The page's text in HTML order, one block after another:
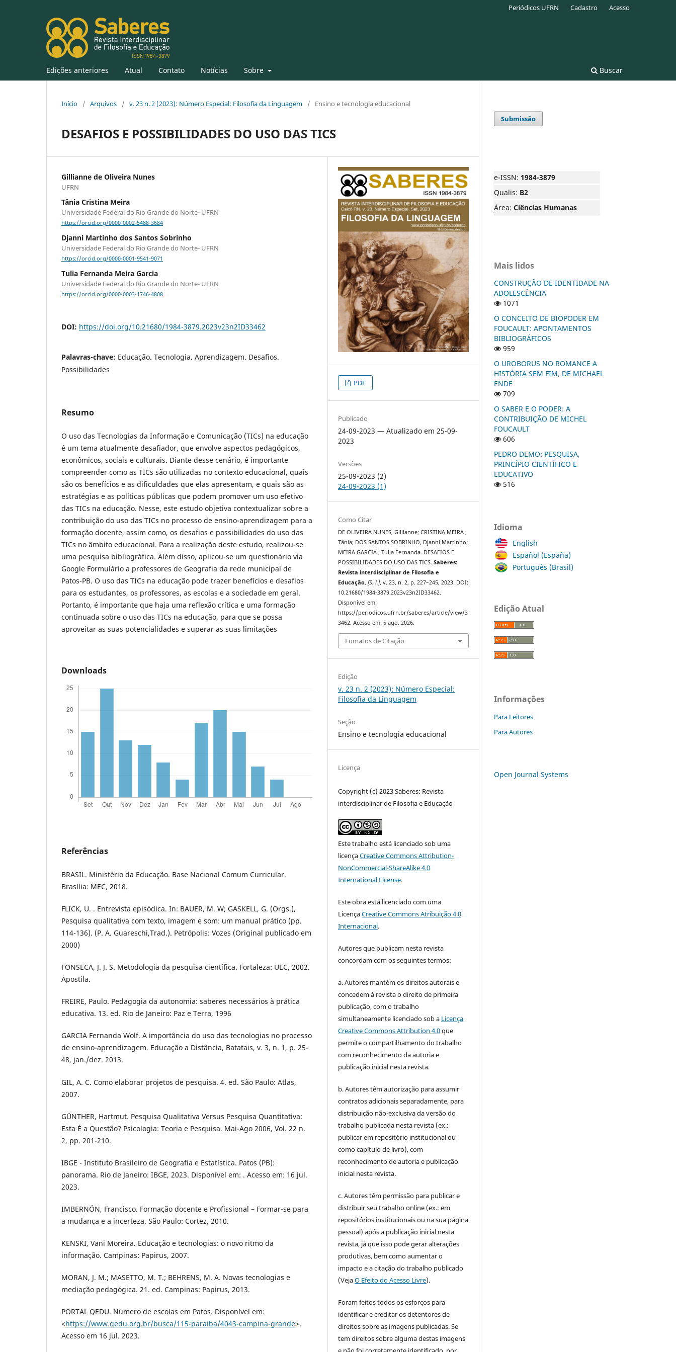
Edições anteriores Atual Contato Notícias Sobre Buscar
Periódicos UFRN Cadastro Acesso
Início / Arquivos / v. 23 n. 2 (2023): Número Especial: Filosofia da Linguagem / Ensino e tecnologia educacional
DESAFIOS E POSSIBILIDADES DO USO DAS TICS
Gillianne de Oliveira Nunes
UFRN
Tânia Cristina Meira
Universidade Federal do Rio Grande do Norte- UFRN
https://orcid.org/0000-0002-5488-3684
Djanni Martinho dos Santos Sobrinho
Universidade Federal do Rio Grande do Norte- UFRN
https://orcid.org/0000-0001-9541-9071
Tulia Fernanda Meira Garcia
Universidade Federal do Rio Grande do Norte- UFRN
https://orcid.org/0000-0003-1746-4808
DOI: https://doi.org/10.21680/1984-3879.2023v23n2ID33462
Palavras-chave: Educação. Tecnologia. Aprendizagem. Desafios.
Possibilidades
Resumo
O uso das Tecnologias da Informação e Comunicação (TICs) na educação
é um tema atualmente desafiador, que envolve aspectos pedagógicos,
econômicos, sociais e culturais. Diante desse cenário, é importante
compreender como as TICs são utilizadas no contexto educacional, quais
são os benefícios e as dificuldades que elas apresentam, e quais são as
estratégias e as políticas públicas que podem promover um uso efetivo
das TICs na educação. Nesse, este estudo objetiva contextualizar sobre a
contribuição do uso das TICs no processo de ensino-aprendizagem para a
formação docente, assim como, os desafios e possibilidades do uso das
TICs no âmbito educacional. Para a realização deste estudo, realizou-se
uma pesquisa bibliográfica. Além disso, aplicou-se um questionário via
Google Formulário a professores de Geografia da rede municipal de
Patos-PB. O uso das TICs na educação pode trazer benefícios e desafios
para os estudantes, os professores, as escolas e a sociedade em geral.
Portanto, é importante que haja uma reflexão crítica e uma formação
continuada sobre o uso das TICs na educação, para que se possa
aproveitar as suas potencialidades e superar as suas limitações
Downloads
Referências
BRASIL. Ministério da Educação. Base Nacional Comum Curricular.
Brasília: MEC, 2018.
FLICK, U. . Entrevista episódica. In: BAUER, M. W; GASKELL, G. (Orgs.),
Pesquisa qualitativa com texto, imagem e som: um manual prático (pp.
114-136). (P. A. Guareschi,Trad.). Petrópolis: Vozes (Original publicado em
2000)
FONSECA, J. J. S. Metodologia da pesquisa científica. Fortaleza: UEC, 2002.
Apostila.
FREIRE, Paulo. Pedagogia da autonomia: saberes necessários à prática
educativa. 13. ed. Rio de Janeiro: Paz e Terra, 1996
GARCIA Fernanda Wolf. A importância do uso das tecnologias no processo
de ensino-aprendizagem. Educação a Distância, Batatais, v. 3, n. 1, p. 25-
48, jan./dez. 2013.
GIL, A. C. Como elaborar projetos de pesquisa. 4. ed. São Paulo: Atlas,
2007.
GÜNTHER, Hartmut. Pesquisa Qualitativa Versus Pesquisa Quantitativa:
Esta É a Questão? Psicologia: Teoria e Pesquisa. Mai-Ago 2006, Vol. 22 n.
2, pp. 201-210.
IBGE - Instituto Brasileiro de Geografia e Estatística. Patos (PB):
panorama. Rio de Janeiro: IBGE, 2023. Disponível em: . Acesso em: 16 jul.
2023.
IMBERNÓN, Francisco. Formação docente e Profissional – Formar-se para
a mudança e a incerteza. São Paulo: Cortez, 2010.
KENSKI, Vani Moreira. Educação e tecnologias: o novo ritmo da
informação. Campinas: Papirus, 2007.
MORAN, J. M.; MASETTO, M. T.; BEHRENS, M. A. Novas tecnologias e
mediação pedagógica. 21. ed. Campinas: Papirus, 2013.
PORTAL QEDU. Número de escolas em Patos. Disponível em:
<https://www.qedu.org.br/busca/115-paraiba/4043-campina-grande>.
Acesso em 16 jul. 2023.
PDF
Publicado
24-09-2023 — Atualizado em 25-09-
2023
Versões
25-09-2023 (2)
24-09-2023 (1)
Como Citar
DE OLIVEIRA NUNES, Gillianne; CRISTINA MEIRA ,
Tânia; DOS SANTOS SOBRINHO, Djanni Martinho;
MEIRA GARCIA , Tulia Fernanda. DESAFIOS E
POSSIBILIDADES DO USO DAS TICS.Saberes:
Revista interdisciplinar de Filosofia e
Educação,[S. l.], v. 23, n. 2, p. 227–245, 2023. DOI:
10.21680/1984-3879.2023v23n2ID33462.
Disponível em:
https://periodicos.ufrn.br/saberes/article/view/3
3462. Acesso em: 5 ago. 2026.
Fomatos de Citação
Edição
v. 23 n. 2 (2023): Número Especial:
Filosofia da Linguagem
Seção
Ensino e tecnologia educacional
Licença
Copyright (c) 2023 Saberes: Revista
interdisciplinar de Filosofia e Educação
Este trabalho está licenciado sob uma
licençaCreative Commons Attribution-
NonCommercial-ShareAlike 4.0
International License.
Este obra está licenciado com uma
LicençaCreative Commons Atribuição 4.0
Internacional.
Autores que publicam nesta revista
concordam com os seguintes termos:
a. Autores mantém os direitos autorais e
concedem à revista o direito de primeira
publicação, com o trabalho
simultaneamente licenciado sob a Licença
Creative Commons Attribution 4.0que
permite o compartilhamento do trabalho
com reconhecimento da autoria e
publicação inicial nesta revista.
b. Autores têm autorização para assumir
contratos adicionais separadamente, para
distribuição não-exclusiva da versão do
trabalho publicada nesta revista (ex.:
publicar em repositório institucional ou
como capítulo de livro), com
reconhecimento de autoria e publicação
inicial nesta revista.
c. Autores têm permissão para publicar e
distribuir seu trabalho online (ex.: em
repositórios institucionais ou na sua página
pessoal) após a publicação inicial nesta
revista, já que isso pode gerar alterações
produtivas, bem como aumentar o
impacto e a citação do trabalho publicado
(VejaO Efeito do Acesso Livre).
Foram feitos todos os esforços para
identificar e creditar os detentores de
direitos sobre as imagens publicadas. Se
tem direitos sobre alguma destas imagens
Submissão
e-ISSN: 1984-3879
Qualis: B2
Área: Ciências Humanas
Mais lidos
CONSTRUÇÃO DE IDENTIDADE NA
ADOLESCÊNCIA
1071
O CONCEITO DE BIOPODER EM
FOUCAULT: APONTAMENTOS
BIBLIOGRÁFICOS
959
O UROBORUS NO ROMANCE A
HISTÓRIA SEM FIM, DE MICHAEL
ENDE
709
O SABER E O PODER: A
CONTRIBUIÇÃO DE MICHEL
FOUCAULT
606
PEDRO DEMO: PESQUISA,
PRINCÍPIO CIENTÍFICO E
EDUCATIVO
516
Idioma
English
Español (España)
Português (Brasil)
Edição Atual
Informações
Para Leitores
Para Autores
Open Journal Systems